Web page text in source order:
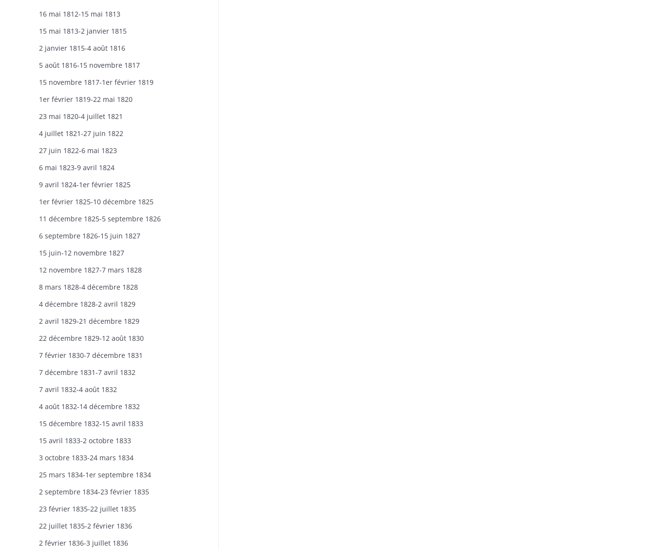
16 mai 1812-15 mai 1813
15 mai 1813-2 janvier 1815
2 janvier 1815-4 août 1816
5 août 1816-15 novembre 1817
15 novembre 1817-1er février 1819
1er février 1819-22 mai 1820
23 mai 1820-4 juillet 1821
4 juillet 1821-27 juin 1822
27 juin 1822-6 mai 1823
6 mai 1823-9 avril 1824
9 avril 1824-1er février 1825
1er février 1825-10 décembre 1825
11 décembre 1825-5 septembre 1826
6 septembre 1826-15 juin 1827
15 juin-12 novembre 1827
12 novembre 1827-7 mars 1828
8 mars 1828-4 décembre 1828
4 décembre 1828-2 avril 1829
2 avril 1829-21 décembre 1829
22 décembre 1829-12 août 1830
7 février 1830-7 décembre 1831
7 décembre 1831-7 avril 1832
7 avril 1832-4 août 1832
4 août 1832-14 décembre 1832
15 décembre 1832-15 avril 1833
15 avril 1833-2 octobre 1833
3 octobre 1833-24 mars 1834
25 mars 1834-1er septembre 1834
2 septembre 1834-23 février 1835
23 février 1835-22 juillet 1835
22 juillet 1835-2 février 1836
2 février 1836-3 juillet 1836